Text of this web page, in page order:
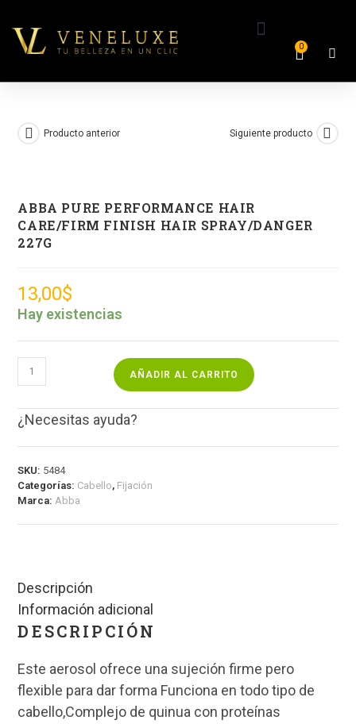
0
Producto anterior Siguiente producto
ABBA PURE PERFORMANCE HAIR
CARE/FIRM FINISH HAIR SPRAY/DANGER
227G
13,00$
Hay existencias
AÑADIR AL CARRITO
¿Necesitas ayuda?
SKU: 5484
Categorías: Cabello, Fijación
Marca:Abba
Descripción
Información adicional
DESCRIPCIÓN
Este aerosol ofrece una sujeción firme pero
flexible para dar forma Funciona en todo tipo de
cabello,Complejo de quinua con proteínas